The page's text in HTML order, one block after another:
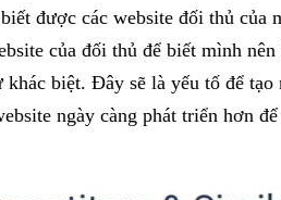
được các website đối thủ của
của đối thủ để biết mình
khác biệt. Đây sẽ là yếu tố để
ngày càng phát triển hơn